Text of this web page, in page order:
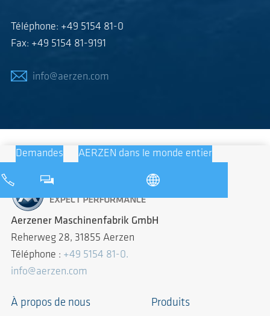
Téléphone: +49 5154 81-0
Fax: +49 5154 81-9191
info@aerzen.com
Demandes AERZEN dans le monde entier
Aerzener Maschinenfabrik GmbH
Reherweg 28, 31855 Aerzen
Téléphone : +49 5154 81-0.
info@aerzen.com
À propos de nous Produits